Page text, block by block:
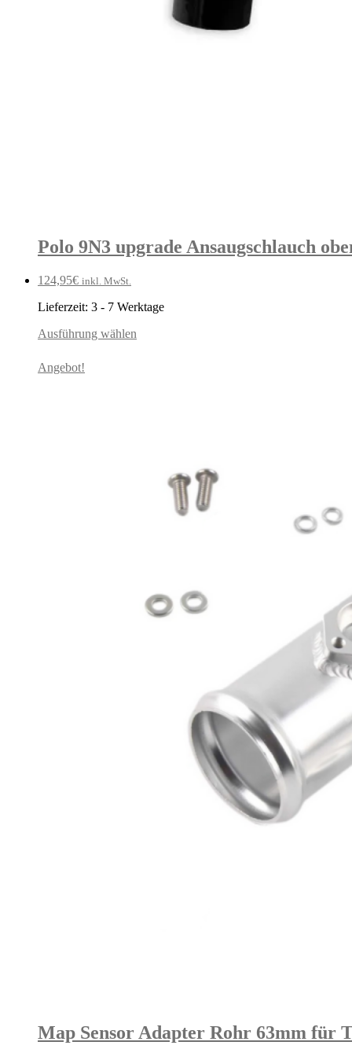
Polo 9N3 upgrade Ansaugschlauch
124,95€ inkl. MwSt.
Lieferzeit: 3 - 7 Werktage
Ausführung wählen
Angebot!
Map Sensor Adapter Rohr 63mm für